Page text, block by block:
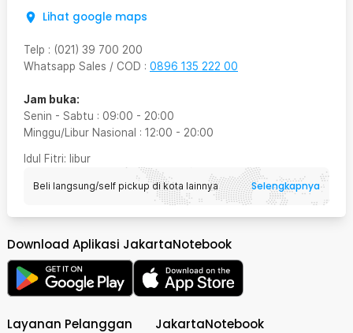
Lihat google maps
Telp : (021) 39 700 200
Whatsapp Sales / COD : 0896 135 222 00
Jam buka:
Senin - Sabtu : 09:00 - 20:00
Minggu/Libur Nasional : 12:00 - 20:00
Idul Fitri: libur
Beli langsung/self pickup di kota lainnya Selengkapnya
Download Aplikasi JakartaNotebook
Layanan Pelanggan JakartaNotebook